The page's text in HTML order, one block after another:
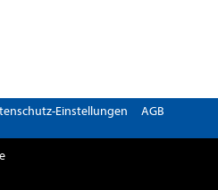
Einstellungen AGB